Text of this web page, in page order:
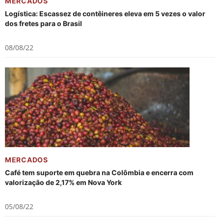
Logística: Escassez de contêineres eleva em 5 vezes o valor
dos fretes para o Brasil
08/08/22
MERCADOS
Café tem suporte em quebra na Colômbia e encerra com
valorização de 2,17% em Nova York
05/08/22